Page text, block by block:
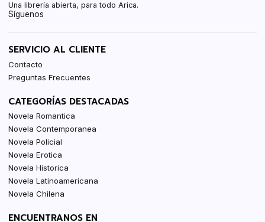
Una librería abierta, para todo Arica.
Síguenos
SERVICIO AL CLIENTE
Contacto
Preguntas Frecuentes
CATEGORÍAS DESTACADAS
Novela Romantica
Novela Contemporanea
Novela Policial
Novela Erotica
Novela Historica
Novela Latinoamericana
Novela Chilena
ENCUENTRANOS EN